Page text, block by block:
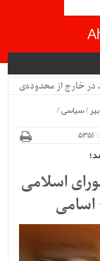
در خارج از محدوده‌ی
/سیاسی/
اسلامی